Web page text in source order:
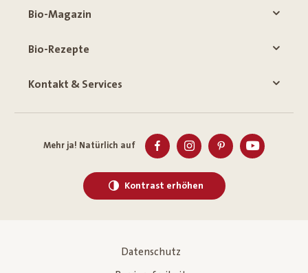
Bio-Magazin
Bio-Rezepte
Kontakt & Services
Mehr ja! Natürlich auf
Kontrast erhöhen
Datenschutz